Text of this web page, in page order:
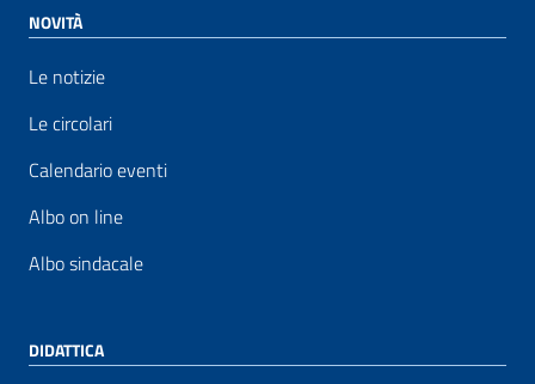
NOVITÀ
Le notizie
Le circolari
Calendario eventi
Albo on line
Albo sindacale
DIDATTICA